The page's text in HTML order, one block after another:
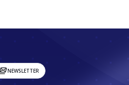
NEWSLETTER